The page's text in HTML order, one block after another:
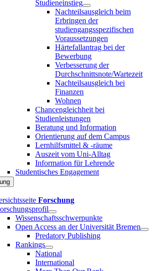
Studieneinstieg
Nachteilsausgleich beim
Erbringen der
studiengangsspezifischen
Voraussetzungen
Härtefallantrag bei der
Bewerbung
Verbesserung der
Durchschnittsnote/Wartezeit
Nachteilsausgleich bei
Finanzen
Wohnen
Chancengleichheit bei
Studienleistungen
Beratung und Information
Orientierung auf dem Campus
Lernhilfsmittel & -räume
Auszeit vom Uni-Alltag
Information für Lehrende
Studentisches Engagement
Forschung
Wissenschaftsschwerpunkte
Open Access an der Universität Bremen
Predatory Publishing
Rankings
National
International